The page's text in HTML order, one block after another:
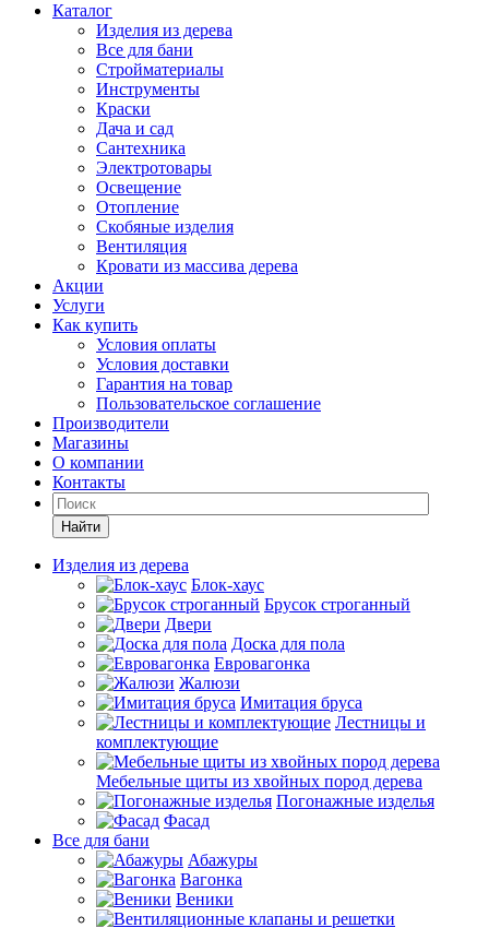
Каталог
Изделия из дерева
Все для бани
Стройматериалы
Инструменты
Краски
Дача и сад
Сантехника
Электротовары
Освещение
Отопление
Скобяные изделия
Вентиляция
Кровати из массива дерева
Акции
Услуги
Как купить
Условия оплаты
Условия доставки
Гарантия на товар
Пользовательское соглашение
Производители
Магазины
О компании
Контакты
Найти
Изделия из дерева
Блок-хаус
Брусок строганный
Двери
Доска для пола
Евровагонка
Жалюзи
Имитация бруса
Лестницы и
комплектующие
Мебельные щиты из хвойных пород дерева
Погонажные изделья
Фасад
Все для бани
Абажуры
Вагонка
Веники